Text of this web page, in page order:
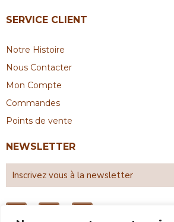
SERVICE CLIENT
Notre Histoire
Nous Contacter
Mon Compte
Commandes
Points de vente
NEWSLETTER